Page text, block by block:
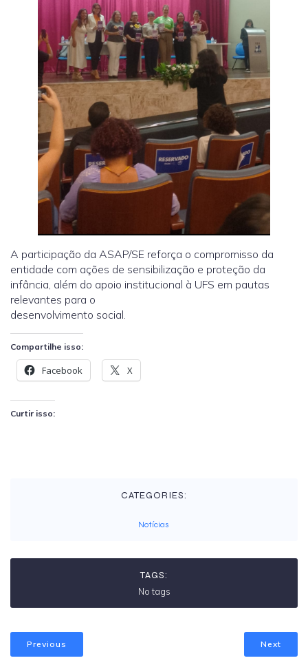
A participação da ASAP/SE reforça o compromisso da
entidade com ações de sensibilização e proteção da
infância, além do apoio institucional à UFS em pautas
relevantes para o
desenvolvimento social.
Compartilhe isso:
Facebook X
Curtir isso:
CATEGORIES:
Notícias
TAGS:
No tags
Previous Next